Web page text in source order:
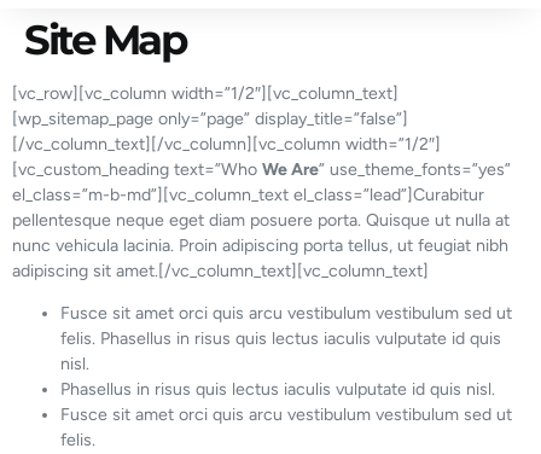
Site Map
[vc_row][vc_column width=”1/2″][vc_column_text]
[wp_sitemap_page only=”page” display_title=”false”]
[/vc_column_text][/vc_column][vc_column width=”1/2″]
[vc_custom_heading text=”Who We Are” use_theme_fonts=”yes”
el_class=”m-b-md”][vc_column_text el_class=”lead”]Curabitur
pellentesque neque eget diam posuere porta. Quisque ut nulla at
nunc vehicula lacinia. Proin adipiscing porta tellus, ut feugiat nibh
adipiscing sit amet.[/vc_column_text][vc_column_text]
Fusce sit amet orci quis arcu vestibulum vestibulum sed ut
felis. Phasellus in risus quis lectus iaculis vulputate id quis
nisl.
Phasellus in risus quis lectus iaculis vulputate id quis nisl.
Fusce sit amet orci quis arcu vestibulum vestibulum sed ut
felis.